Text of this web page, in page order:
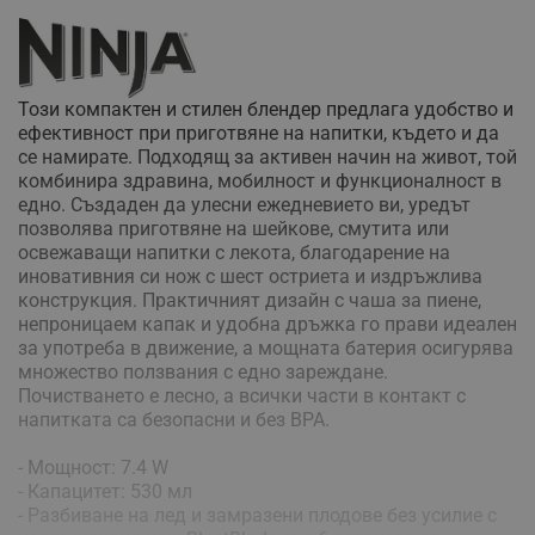
Този компактен и стилен блендер предлага удобство и
ефективност при приготвяне на напитки, където и да
се намирате. Подходящ за активен начин на живот, той
комбинира здравина, мобилност и функционалност в
едно. Създаден да улесни ежедневието ви, уредът
позволява приготвяне на шейкове, смутита или
освежаващи напитки с лекота, благодарение на
иновативния си нож с шест остриета и издръжлива
конструкция. Практичният дизайн с чаша за пиене,
непроницаем капак и удобна дръжка го прави идеален
за употреба в движение, а мощната батерия осигурява
множество ползвания с едно зареждане.
Почистването е лесно, а всички части в контакт с
напитката са безопасни и без BPA.
- Мощност: 7.4 W
- Капацитет: 530 мл